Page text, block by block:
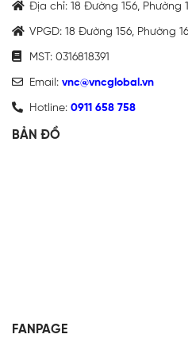
Địa chỉ: 18 Đường 156, Phường
VPGD: 18 Đường 156, Phường
MST: 0316818391
Email: vnc@vncglobal.vn
Hotline: 0911 658 758
BẢN ĐỒ
FANPAGE